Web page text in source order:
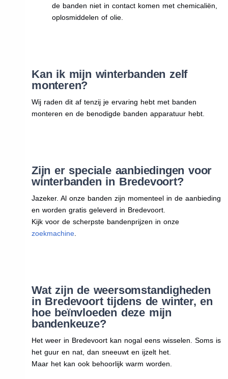
de banden niet in contact komen met chemicaliën,
oplosmiddelen of olie.
Kan ik mijn winterbanden zelf
monteren?
Wij raden dit af tenzij je ervaring hebt met banden
monteren en de benodigde banden apparatuur hebt.
Zijn er speciale aanbiedingen voor
winterbanden in Bredevoort?
Jazeker. Al onze banden zijn momenteel in de aanbieding
en worden gratis geleverd in Bredevoort.
Kijk voor de scherpste bandenprijzen in onze
zoekmachine.
Wat zijn de weersomstandigheden
in Bredevoort tijdens de winter, en
hoe beïnvloeden deze mijn
bandenkeuze?
Het weer in Bredevoort kan nogal eens wisselen. Soms is
het guur en nat, dan sneeuwt en ijzelt het.
Maar het kan ook behoorlijk warm worden.